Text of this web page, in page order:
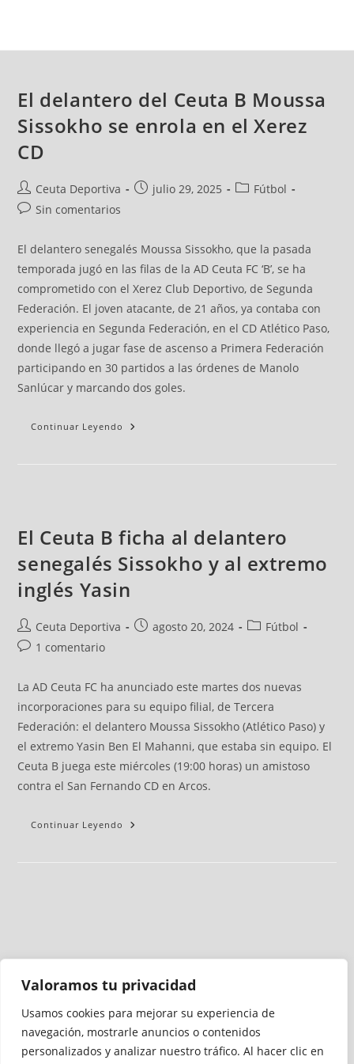
Valoramos tu privacidad
Usamos cookies para mejorar su experiencia de
navegación, mostrarle anuncios o contenidos
personalizados y analizar nuestro tráfico. Al hacer clic en
El delantero del Ceuta B Moussa
Sissokho se enrola en el Xerez
CD
Ceuta Deportiva julio 29, 2025
Fútbol
Sin comentarios
El delantero senegalés Moussa Sissokho, que la pasada
temporada jugó en las filas de la AD Ceuta FC ‘B’, se ha
comprometido con el Xerez Club Deportivo, de Segunda
Federación. El joven atacante, de 21 años, ya contaba con
experiencia en Segunda Federación, en el CD Atlético Paso,
donde llegó a jugar fase de ascenso a Primera Federación
participando en 30 partidos a las órdenes de Manolo
Sanlúcar y marcando dos goles.
Continuar Leyendo
El Ceuta B ficha al delantero
senegalés Sissokho y al extremo
inglés Yasin
Ceuta Deportiva agosto 20, 2024
Fútbol
1 comentario
La AD Ceuta FC ha anunciado este martes dos nuevas
incorporaciones para su equipo filial, de Tercera
Federación: el delantero Moussa Sissokho (Atlético Paso) y
el extremo Yasin Ben El Mahanni, que estaba sin equipo. El
Ceuta B juega este miércoles (19:00 horas) un amistoso
contra el San Fernando CD en Arcos.
Continuar Leyendo
Medio auditado por